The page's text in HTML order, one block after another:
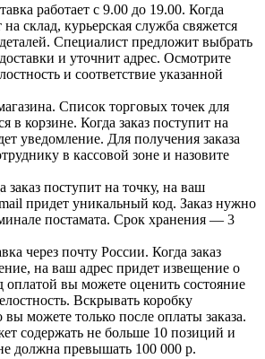
работает с 9.00 до 19.00. Когда
склад, курьерская служба свяжется
Специалист предложит выбрать
и уточнит адрес. Осмотрите
и соответствие указанной
Список торговых точек для
в корзине. Когда заказ поступит на
уведомление. Для получения заказа
в кассовой зоне и назовите
заказ поступит на точку, на ваш
придет уникальный код. Заказ нужно
постамата. Срок хранения — 3
через почту России. Когда заказ
на ваш адрес придет извещение о
оплатой вы можете оценить состояние
Вскрывать коробку
вы можете только после оплаты заказа.
содержать не больше 10 позиций и
должна превышать 100 000 р.